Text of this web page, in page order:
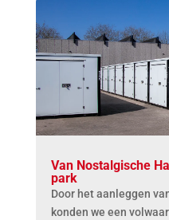
Van Nostalgische
park
Door het aanleggen
konden we een